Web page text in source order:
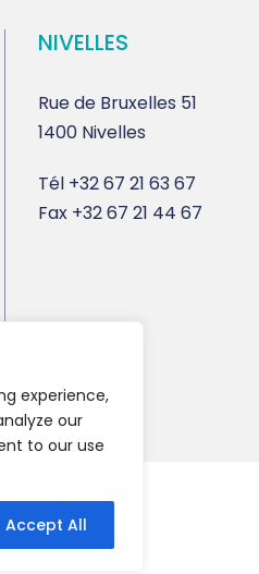
experience,
our
to our use
Accept All
NIVELLES
Rue de Bruxelles 51
1400 Nivelles
Tél +32 67 21 63 67
Fax +32 67 21 44 67